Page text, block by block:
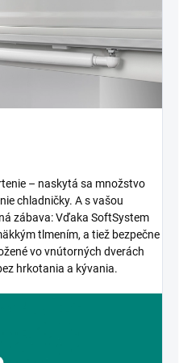
– naskytá sa množstvo
chladničky. A s vašou
zábava: Vďaka SoftSystem
tlmením, a tiež bezpečne
vo vnútorných dverách
hrkotania a kývania.